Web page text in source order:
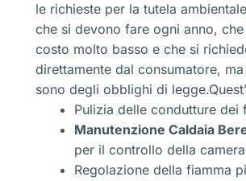
le richieste per la tutela
che si devono fare ogni anno,
costo molto basso e che si
direttamente dal consumatore,
sono degli obblighi di
Pulizia delle condutture dei
Manutenzione Caldaia
per il controllo della
Regolazione della fiamma